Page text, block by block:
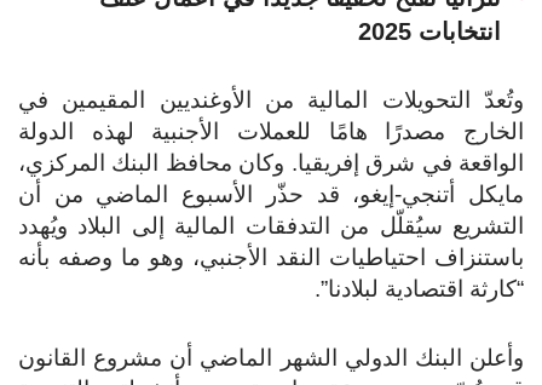
انتخابات 2025
وتُعدّ التحويلات المالية من الأوغنديين المقيمين في
الخارج مصدرًا هامًا للعملات الأجنبية لهذه الدولة
الواقعة في شرق إفريقيا. وكان محافظ البنك المركزي،
مايكل أتنجي-إيغو، قد حذّر الأسبوع الماضي من أن
التشريع سيُقلّل من التدفقات المالية إلى البلاد ويُهدد
باستنزاف احتياطيات النقد الأجنبي، وهو ما وصفه بأنه
“كارثة اقتصادية لبلادنا”.
وأعلن البنك الدولي الشهر الماضي أن مشروع القانون